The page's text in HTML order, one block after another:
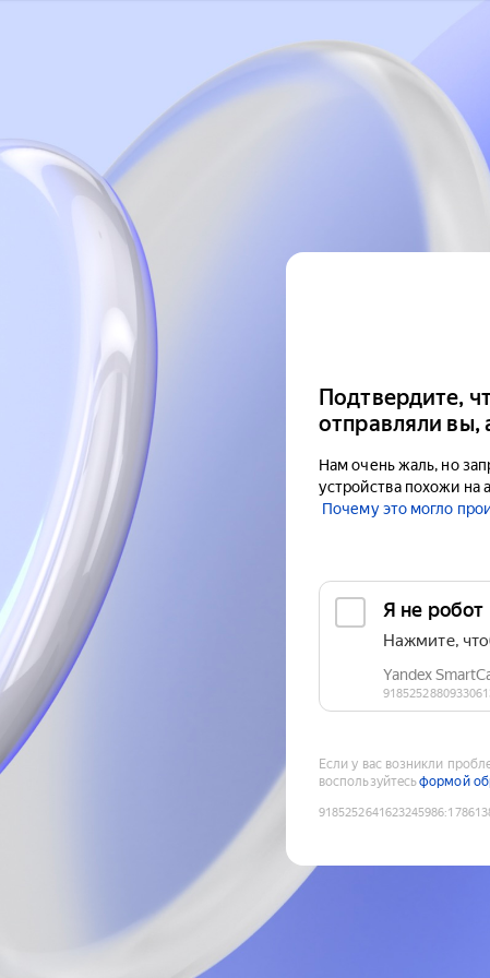
Подтвердите,
отправляли вы,
Нам очень жаль, но
устройства похожи на
Почему это могло
Если у вас возникли
воспользуйтесьформой
9185252641623245986: